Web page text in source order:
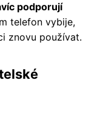
podporují
telefon vybije,
znovu používat.